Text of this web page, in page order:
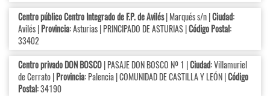
Centro público Centro Integrado de F.P. de Avilés| Marqués s/n |Ciudad:
Avilés |Provincia:Asturias | PRINCIPADO DE ASTURIAS |Código Postal:
33402
Centro privado DON BOSCO| PASAJE DON BOSCO Nº 1 |Ciudad:Villamuriel
de Cerrato |Provincia:Palencia | COMUNIDAD DE CASTILLA Y LEÓN |Código
Postal:34190